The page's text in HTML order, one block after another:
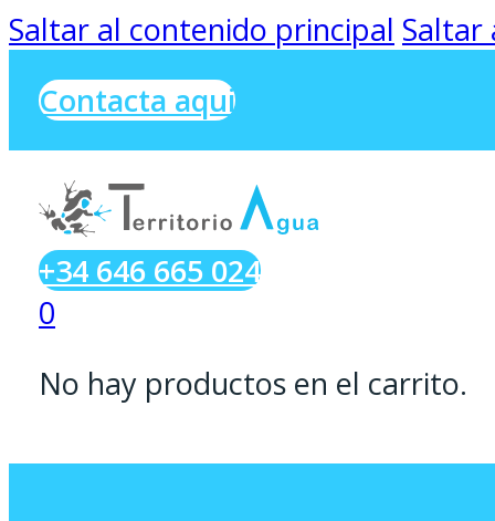
Saltar al contenido principal Saltar
Contacta aqui
+34 646 665 024
0
No hay productos en el carrito.